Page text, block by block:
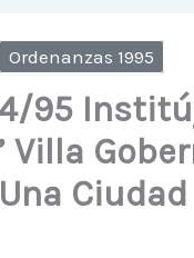
Ordenanzas 1995
95
Villa